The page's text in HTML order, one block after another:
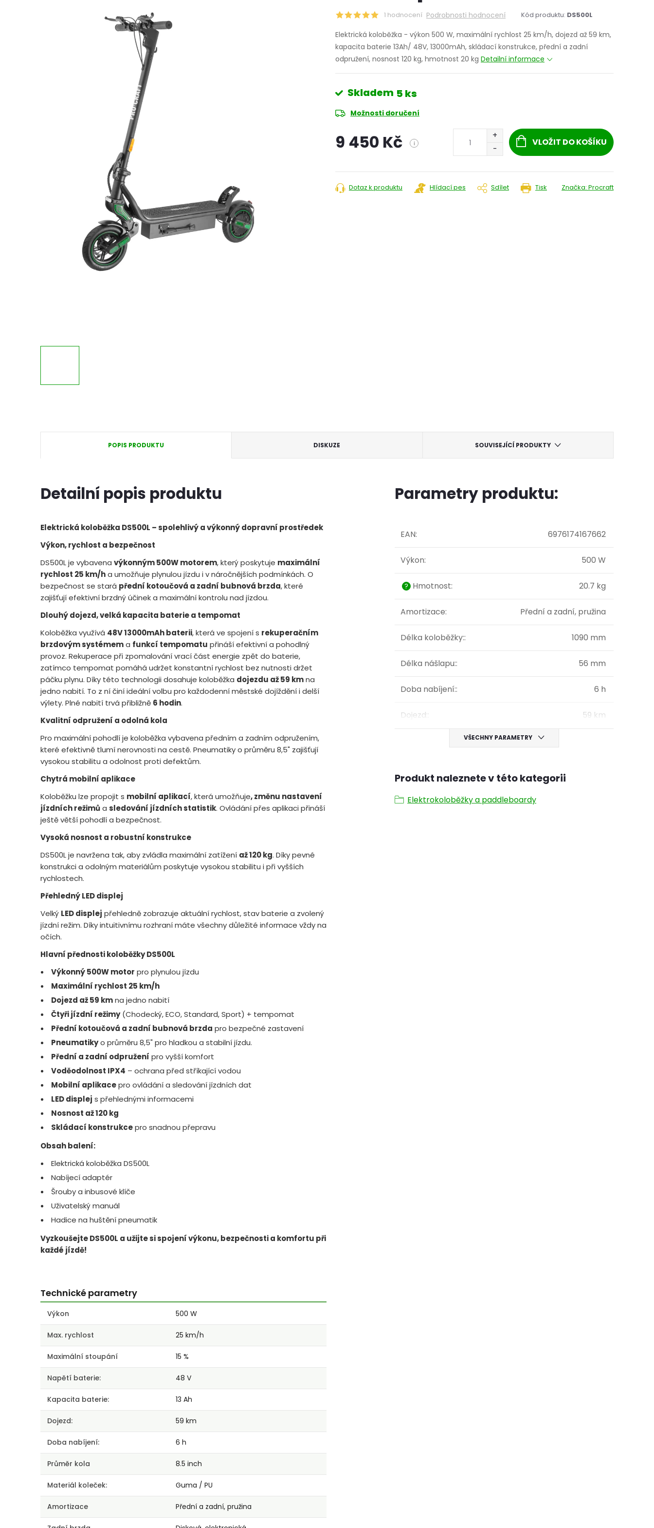
1 hodnocení Podrobnosti hodnocení Kód produktu: DS500L
Elektrická koloběžka - výkon 500 W, maximální rychlost 25 km/h, dojezd až 59 km,
kapacita baterie 13Ah/ 48V, 13000mAh, skládací konstrukce, přední a zadní
odpružení, nosnost 120 kg, hmotnost 20 kg Detailní informace
Skladem 5 ks
Možnosti doručení
9 450 Kč i VLOŽIT DO KOŠÍKU
Tisk
Dotaz k produktu Hlídací pes Sdílet Značka: Procraft
POPIS PRODUKTU DISKUZE SOUVISEJÍCÍ PRODUKTY
Detailní popis produktu
Elektrická koloběžka DS500L – spolehlivý a výkonný dopravní prostředek
Výkon, rychlost a bezpečnost
DS500L je vybavena výkonným 500W motorem, který poskytuje maximální
rychlost 25 km/ha umožňuje plynulou jízdu i v náročnějších podmínkách. O
bezpečnost se stará přední kotoučová a zadní bubnová brzda, které
zajišťují efektivní brzdný účinek a maximální kontrolu nad jízdou.
Dlouhý dojezd, velká kapacita baterie a tempomat
Koloběžka využívá 48V 13000mAh baterii, která ve spojení s rekuperačním
brzdovým systémema funkcí tempomatu přináší efektivní a pohodlný
provoz. Rekuperace při zpomalování vrací část energie zpět do baterie,
zatímco tempomat pomáhá udržet konstantní rychlost bez nutnosti držet
páčku plynu. Díky této technologii dosahuje koloběžka dojezdu až 59 kmna
jedno nabití. To z ní činí ideální volbu pro každodenní městské dojíždění i delší
výlety. Plné nabití trvá přibližně 6 hodin.
Kvalitní odpružení a odolná kola
Pro maximální pohodlí je koloběžka vybavena předním a zadním odpružením,
které efektivně tlumí nerovnosti na cestě. Pneumatiky o průměru 8,5" zajišťují
vysokou stabilitu a odolnost proti defektům.
Chytrá mobilní aplikace
Koloběžku lze propojit s mobilní aplikací, která umožňuje, změnu nastavení
jízdních režimůa sledování jízdních statistik. Ovládání přes aplikaci přináší
ještě větší pohodlí a bezpečnost.
Vysoká nosnost a robustní konstrukce
DS500L je navržena tak, aby zvládla maximální zatížení až 120 kg. Díky pevné
konstrukci a odolným materiálům poskytuje vysokou stabilitu i při vyšších
rychlostech.
Přehledný LED displej
Velký LED displej přehledně zobrazuje aktuální rychlost, stav baterie a zvolený
jízdní režim. Díky intuitivnímu rozhraní máte všechny důležité informace vždy na
očích.
Hlavní přednosti koloběžky DS500L
Výkonný 500W motor pro plynulou jízdu
Maximální rychlost 25 km/h
Dojezd až 59 kmna jedno nabití
Čtyři jízdní režimy(Chodecký, ECO, Standard, Sport) + tempomat
Přední kotoučová a zadní bubnová brzda pro bezpečné zastavení
Pneumatikyo průměru 8,5" pro hladkou a stabilní jízdu.
Přední a zadní odpružení pro vyšší komfort
Voděodolnost IPX4 – ochrana před stříkající vodou
Mobilní aplikacepro ovládání a sledování jízdních dat
LED displej s přehlednými informacemi
Nosnost až 120 kg
Skládací konstrukcepro snadnou přepravu
Obsah balení:
Elektrická koloběžka DS500L
Nabíjecí adaptér
Šrouby a inbusové klíče
Uživatelský manuál
Hadice na huštění pneumatik
Vyzkoušejte DS500L a užijte si spojení výkonu, bezpečnosti a komfortu při
každé jízdě!
Technické parametry
Výkon 500 W
Max. rychlost 25 km/h
Maximální stoupání 15 %
Napětí baterie: 48 V
Kapacita baterie: 13 Ah
Dojezd: 59 km
Doba nabíjení: 6 h
Průměr kola 8.5 inch
Materiál koleček: Guma / PU
Amortizace Přední a zadní, pružina
Parametry produktu:
EAN: 6976174167662
Výkon: 500 W
? Hmotnost: 20.7 kg
Amortizace: Přední a zadní, pružina
Délka koloběžky:: 1090 mm
Délka nášlapu:: 56 mm
Doba nabíjení:: 6 h
Dojezd:: 59 km
VŠECHNY PARAMETRY
Produkt naleznete v této kategorii
Elektrokoloběžky a paddleboardy